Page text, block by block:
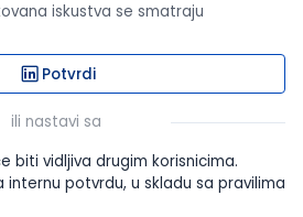
iskustva se smatraju
Potvrdi
ili nastavi sa
biti vidljiva drugim korisnicima.
internu potvrdu, u skladu sa pravilima